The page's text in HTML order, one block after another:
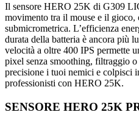
Il sensore HERO 25K di G309
movimento tra il mouse e il gioco,
submicrometrica. L’efficienza
durata della batteria è ancora più
velocità a oltre 400 IPS permette
pixel senza smoothing, filtraggio
precisione i tuoi nemici e colpisci
professionisti con HERO 25K.
SENSORE HERO 25K